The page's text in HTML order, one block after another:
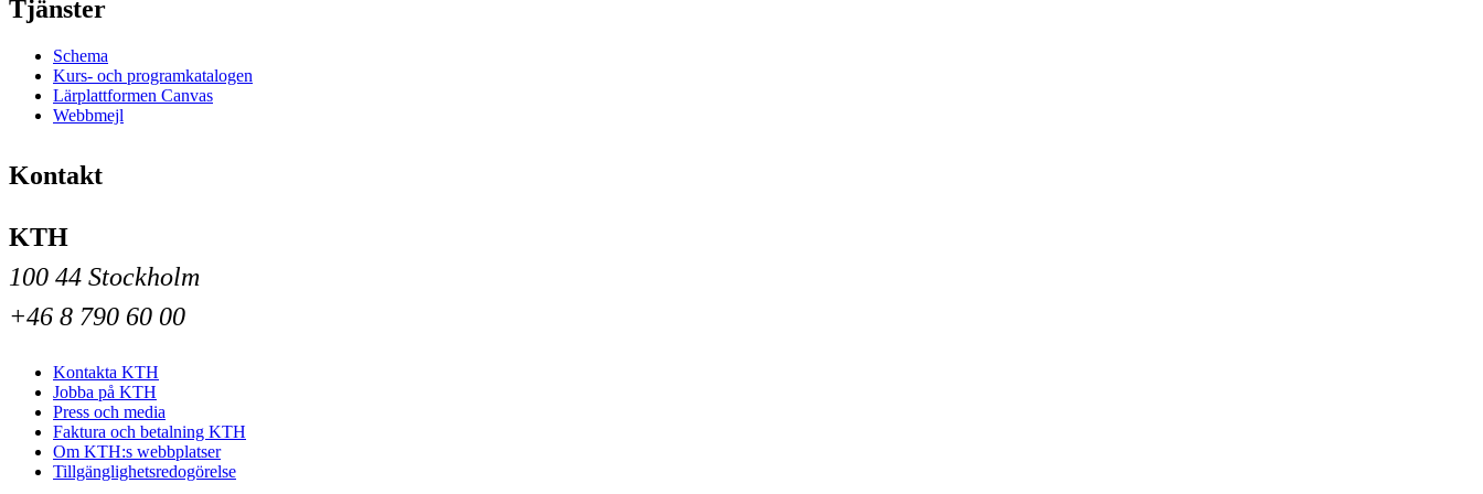
Tjänster
Schema
Kurs- och programkatalogen
Lärplattformen Canvas
Webbmejl
Kontakt
KTH
100 44 Stockholm
+46 8 790 60 00
Kontakta KTH
Jobba på KTH
Press och media
Faktura och betalning KTH
Om KTH:s webbplatser
Tillgänglighetsredogörelse